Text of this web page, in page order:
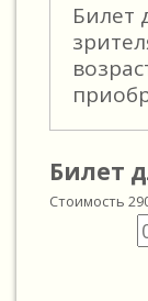
Билет
Билет
Стоимость